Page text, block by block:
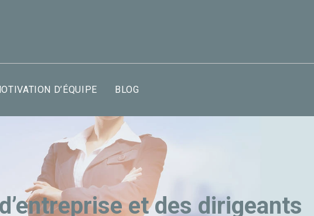
D’ÉQUIPE BLOG
et des dirigeants